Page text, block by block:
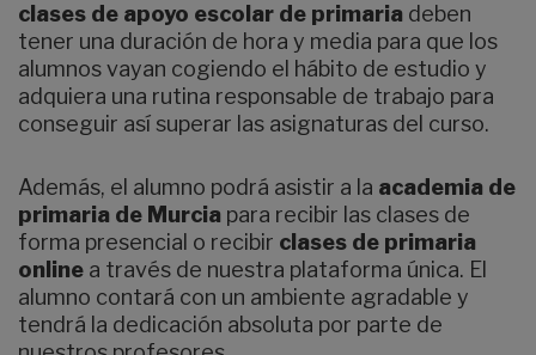
clases de apoyo escolar de primaria deben
tener una duración de hora y media para que los
alumnos vayan cogiendo el hábito de estudio y
adquiera una rutina responsable de trabajo para
conseguir así superar las asignaturas del curso.
Además, el alumno podrá asistir a la academia de
primaria de Murcia para recibir las clases de
forma presencial o recibir clases de primaria
online a través de nuestra plataforma única. El
alumno contará con un ambiente agradable y
tendrá la dedicación absoluta por parte de